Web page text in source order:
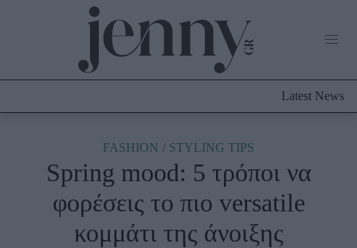
Culture
Fashion
Shopping
Latest News
FASHION STYLING TIPS
Spring mood: 5 τρόποι να
φορέσεις το πιο versatile
κομμάτι της άνοιξης